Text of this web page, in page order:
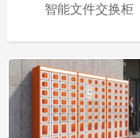
智能文件交换柜